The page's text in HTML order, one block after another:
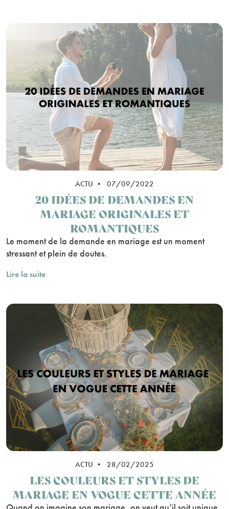
ACTU • 07/09/2022
20 IDÉES DE DEMANDES EN
MARIAGE ORIGINALES ET
ROMANTIQUES
Le moment de la demande en mariage est un moment
stressant et plein de doutes.
Lire la suite
ACTU • 28/02/2025
LES COULEURS ET STYLES DE
MARIAGE EN VOGUE CETTE ANNÉE